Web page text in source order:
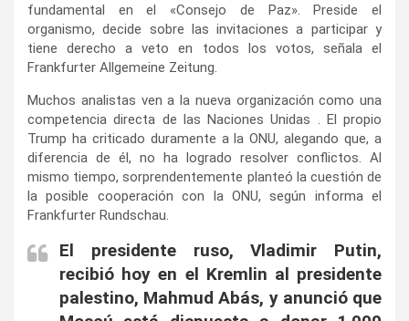
fundamental en el «Consejo de Paz». Preside el
organismo, decide sobre las invitaciones a participar y
tiene derecho a veto en todos los votos, señala el
Frankfurter Allgemeine Zeitung.
Muchos analistas ven a la nueva organización como una
competencia directa de las Naciones Unidas . El propio
Trump ha criticado duramente a la ONU, alegando que, a
diferencia de él, no ha logrado resolver conflictos. Al
mismo tiempo, sorprendentemente planteó la cuestión de
la posible cooperación con la ONU, según informa el
Frankfurter Rundschau.
El presidente ruso, Vladimir Putin,
recibió hoy en el Kremlin al presidente
palestino, Mahmud Abás, y anunció que